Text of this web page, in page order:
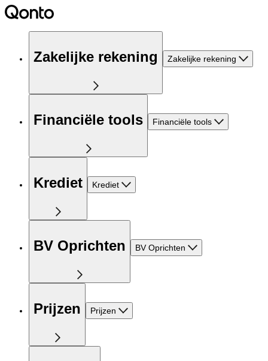
Zakelijke rekening Zakelijke rekening
Financiële tools Financiële tools
Krediet Krediet
BV Oprichten BV Oprichten
Prijzen Prijzen